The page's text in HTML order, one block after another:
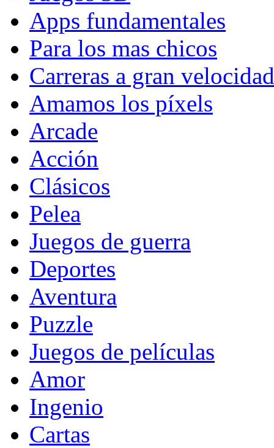
Apps fundamentales
Para los mas chicos
Carreras a gran velocidad
Amamos los píxels
Arcade
Acción
Clásicos
Pelea
Juegos de guerra
Deportes
Aventura
Puzzle
Juegos de películas
Amor
Ingenio
Cartas